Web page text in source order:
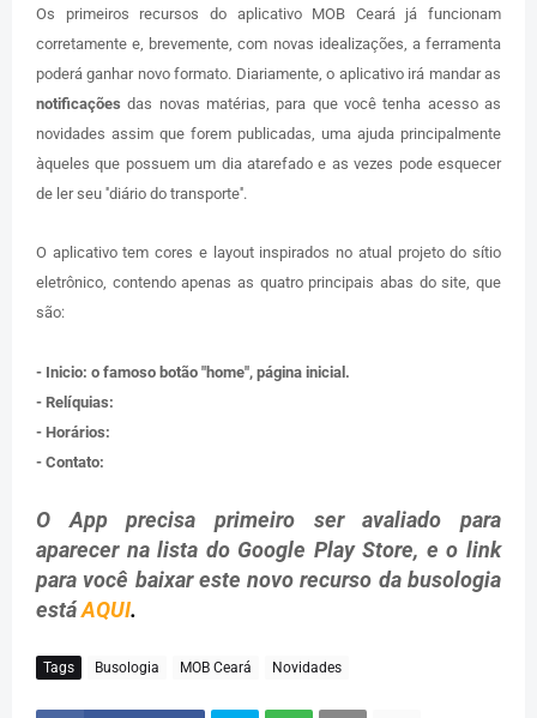
Os primeiros recursos do aplicativo MOB Ceará já funcionam
corretamente e, brevemente, com novas idealizações, a ferramenta
poderá ganhar novo formato. Diariamente, o aplicativo irá mandar as
notificações das novas matérias, para que você tenha acesso as
novidades assim que forem publicadas, uma ajuda principalmente
àqueles que possuem um dia atarefado e as vezes pode esquecer
de ler seu ''diário do transporte''.
O aplicativo tem cores e layout inspirados no atual projeto do sítio
eletrônico, contendo apenas as quatro principais abas do site, que
são:
- Inicio: o famoso botão "home", página inicial.
- Relíquias:
- Horários:
- Contato:
O App precisa primeiro ser avaliado para
aparecer na lista do Google Play Store, e o link
para você baixar este novo recurso da busologia
estáAQUI.
Tags Busologia MOB Ceará Novidades